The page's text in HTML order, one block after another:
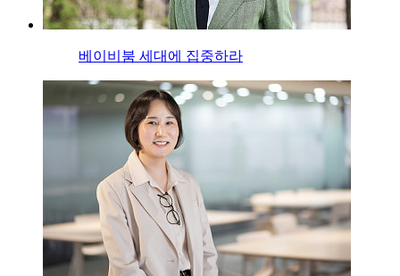
베이비붐 세대에 집중하라